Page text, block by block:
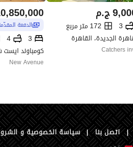
ج.م
3
172 متر مربع
الجديدة، القاهرة
Catchers
الدفعة
3
4
New Avenue
| اتصل بنا | سياسة الخصوصية و